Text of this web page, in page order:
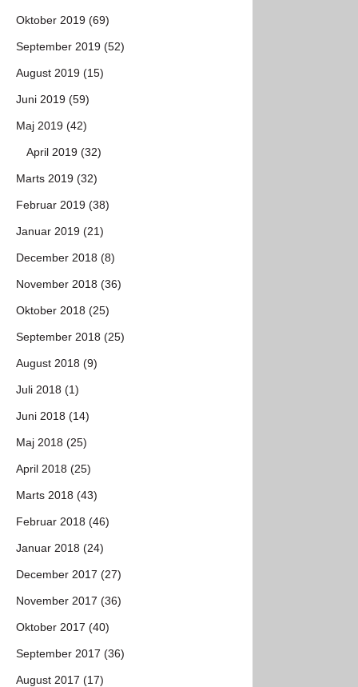
Oktober 2019 (69)
September 2019 (52)
August 2019 (15)
Juni 2019 (59)
Maj 2019 (42)
April 2019 (32)
Marts 2019 (32)
Februar 2019 (38)
Januar 2019 (21)
December 2018 (8)
November 2018 (36)
Oktober 2018 (25)
September 2018 (25)
August 2018 (9)
Juli 2018 (1)
Juni 2018 (14)
Maj 2018 (25)
April 2018 (25)
Marts 2018 (43)
Februar 2018 (46)
Januar 2018 (24)
December 2017 (27)
November 2017 (36)
Oktober 2017 (40)
September 2017 (36)
August 2017 (17)